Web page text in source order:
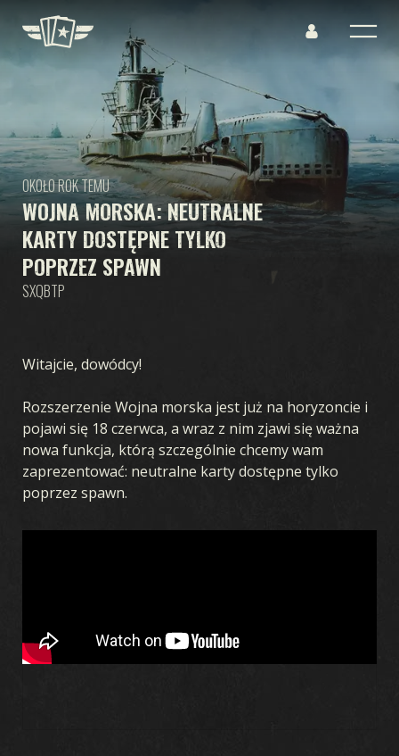
WOJNA MORSKA: NEUTRALNE
KARTY DOSTĘPNE TYLKO
POPRZEZ SPAWN
OKOŁO ROK TEMU
SXQBTP
Witajcie, dowódcy!
Rozszerzenie Wojna morska jest już na horyzoncie i
pojawi się 18 czerwca, a wraz z nim zjawi się ważna
nowa funkcja, którą szczególnie chcemy wam
zaprezentować: neutralne karty dostępne tylko
poprzez spawn.